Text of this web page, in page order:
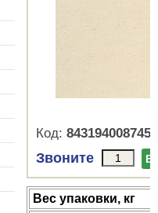
Код: 8431940087455
Звоните В
Веc упаковки, кг